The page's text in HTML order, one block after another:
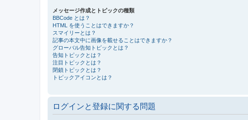
メッセージ作成とトピックの種類
BBCode とは？
HTML を使うことはできますか？
スマイリーとは？
記事の本文中に画像を載せることはできますか？
グローバル告知トピックとは？
告知トピックとは？
注目トピックとは？
閉鎖トピックとは？
トピックアイコンとは？
ログインと登録に関する問題